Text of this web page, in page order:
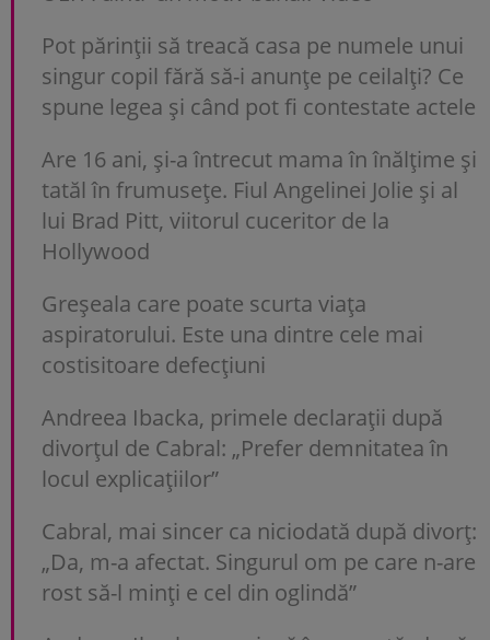
Pot părinții să treacă casa pe numele unui
singur copil fără să-i anunțe pe ceilalți? Ce
spune legea și când pot fi contestate actele
Are 16 ani, și-a întrecut mama în înălțime și
tatăl în frumusețe. Fiul Angelinei Jolie și al
lui Brad Pitt, viitorul cuceritor de la
Hollywood
Greșeala care poate scurta viața
aspiratorului. Este una dintre cele mai
costisitoare defecțiuni
Andreea Ibacka, primele declarații după
divorțul de Cabral: „Prefer demnitatea în
locul explicațiilor”
Cabral, mai sincer ca niciodată după divorț:
„Da, m-a afectat. Singurul om pe care n-are
rost să-l minți e cel din oglindă”